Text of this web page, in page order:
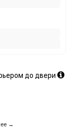
до двери
→